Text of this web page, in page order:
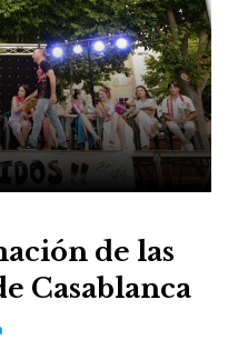
de las
Casablanca